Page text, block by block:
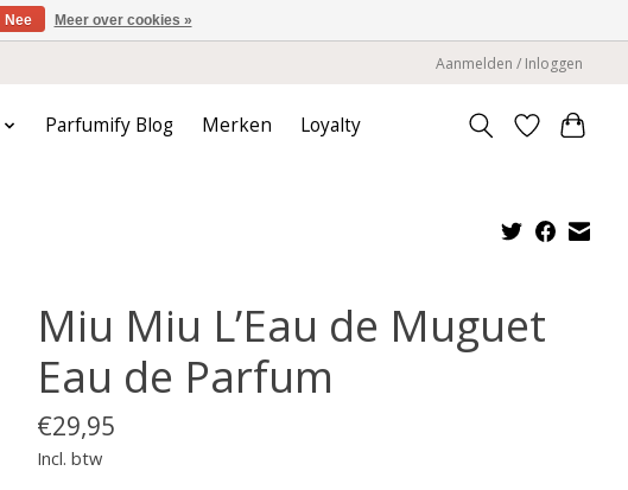
Aanmelden / Inloggen
Parfumify Blog Merken Loyalty
Miu Miu L’Eau de Muguet
Eau de Parfum
€29,95
Incl. btw
Nee Meer over cookies »